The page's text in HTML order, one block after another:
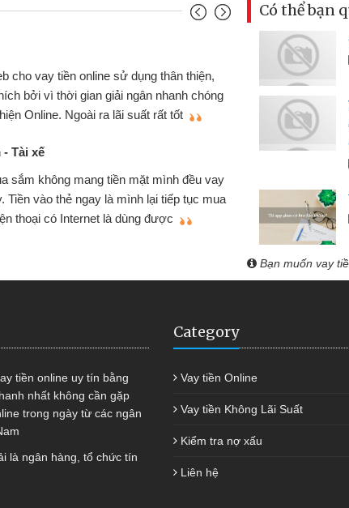
Mình cần tiền gấp nên định cầm cố chiếc xe wave
nhưng thật may đã có gói vay tiền bằng CMND online
không cần gặp mặt nên rất tiện lợi, sẽ giới thiệu cho
bè biết
Tôi kinh doanh buôn bán nhỏ lẻ nhiều lúc cần vốn
hàng, nhờ biết đến website qua bạn bè giới thiệu tôi
quyết được công việc của mình nhanh chóng
Có thể bạn
Bạn muốn vay
tiền online uy tín bằng
nhất không cần gặp
trong ngày từ các ngân
là ngân hàng, tổ chức tín
Category
Vay tiền Online
Vay tiền Không Lãi Suất
Kiểm tra nợ xấu
Liên hệ